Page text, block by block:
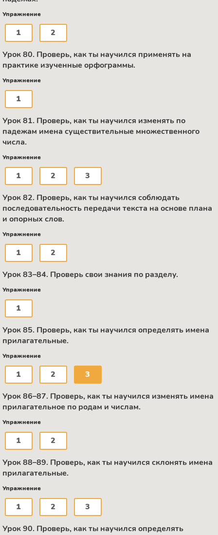
Упражнение
1 2
Урок 80. Проверь, как ты научился применять на
практике изученные орфограммы.
Упражнение
1
Урок 81. Проверь, как ты научился изменять по
падежам имена существительные множественного
числа.
Упражнение
1 2 3
Урок 82. Проверь, как ты научился соблюдать
последовательность передачи текста на основе плана
и опорных слов.
Упражнение
1 2
Урок 83–84. Проверь свои знания по разделу.
Упражнение
1
Урок 85. Проверь, как ты научился определять имена
прилагательные.
Упражнение
1 2 3
Урок 86–87. Проверь, как ты научился изменять имена
прилагательное по родам и числам.
Упражнение
1 2
Урок 88–89. Проверь, как ты научился склонять имена
прилагательные.
Упражнение
1 2 3
Урок 90. Проверь, как ты научился определять